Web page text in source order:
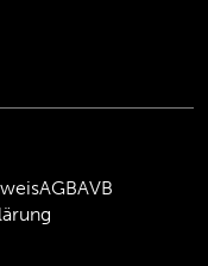
AGBAVB